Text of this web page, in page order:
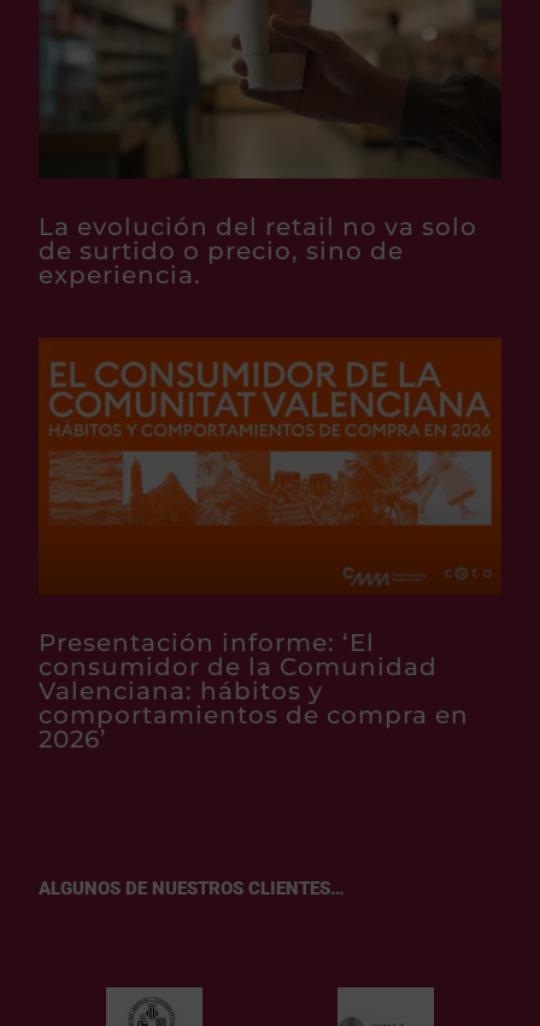
La evolución del retail no va solo
de surtido o precio, sino de
experiencia.
Presentación informe: ‘El
consumidor de la Comunidad
Valenciana: hábitos y
comportamientos de compra en
2026’
ALGUNOS DE NUESTROS CLIENTES…